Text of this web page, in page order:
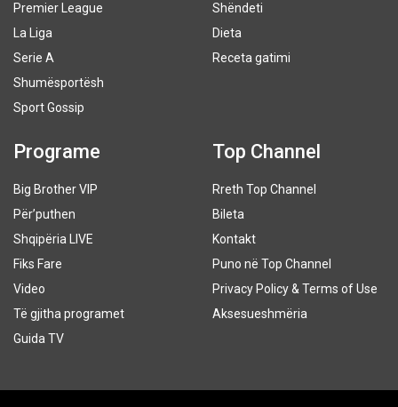
Premier League
La Liga
Serie A
Shumësportësh
Sport Gossip
Shëndeti
Dieta
Receta gatimi
Programe
Big Brother VIP
Për’puthen
Shqipëria LIVE
Fiks Fare
Video
Të gjitha programet
Guida TV
Top Channel
Rreth Top Channel
Bileta
Kontakt
Puno në Top Channel
Privacy Policy & Terms of Use
Aksesueshmëria